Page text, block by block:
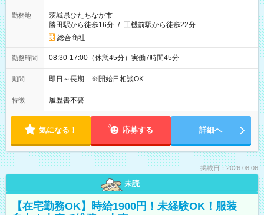
勤務地
茨城県ひたちなか市
勝田駅から徒歩16分 / 工機前駅から徒歩22分
総合商社
勤務時間 08:30-17:00（休憩45分）実働7時間45分
期間 即日～長期 ※開始日相談OK
特徴 履歴書不要
気になる！ 応募する 詳細へ
掲載日：2026.08.06
未読
【在宅勤務OK】時給1900円！未経験OK！服装